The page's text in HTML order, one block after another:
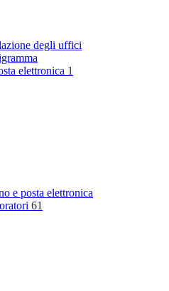
degli uffici
elettronica 1
e posta elettronica
61